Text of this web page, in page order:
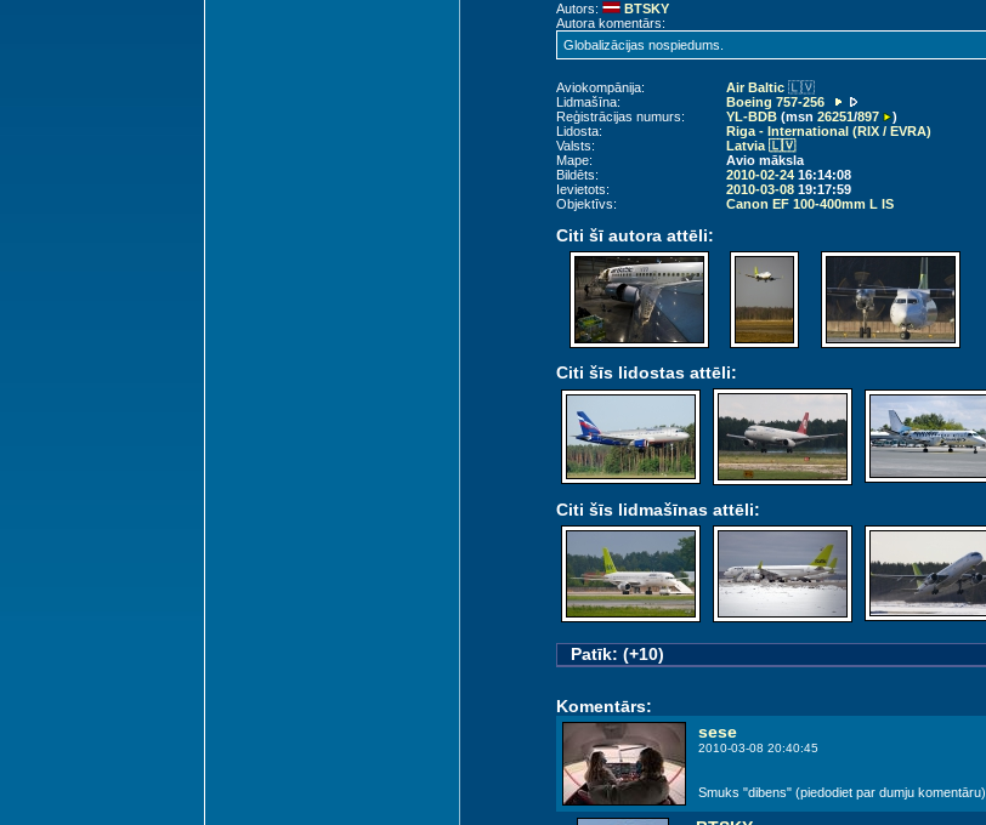
Autors:
BTSKY
Autora komentārs:
Globalizācijas nospiedums.
Aviokompānija: Air Baltic 🇱🇻
Lidmašīna:
Boeing 757-256
Reģistrācijas numurs:
YL-BDB(msn 26251/897
)
Lidosta:
Riga - International (RIX / EVRA)
Valsts:
Latvia 🇱🇻
Mape:
Avio māksla
Bildēts:
2010-02-2416:14:08
Ievietots:
2010-03-0819:17:59
Objektīvs:
Canon EF 100-400mm L IS
Citi šī autora attēli:
Citi šīs lidostas attēli:
Citi šīs lidmašīnas attēli:
Patīk: (+10)
Komentārs:
sese
2010-03-08 20:40:45
Smuks "dibens" (piedodiet par dumju komentāru)